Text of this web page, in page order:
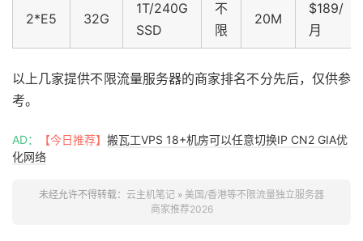
2*E5 32G
1T/240G
SSD
不
限
20M
$189/
月
以上几家提供不限流量服务器的商家排名不分先后，仅供参
考。
AD： 【今日推荐】 搬瓦工VPS 18+机房可以任意切换IP CN2 GIA优
化网络
未经允许不得转载： 云主机笔记 » 美国/香港等不限流量独立服务器
商家推荐2026